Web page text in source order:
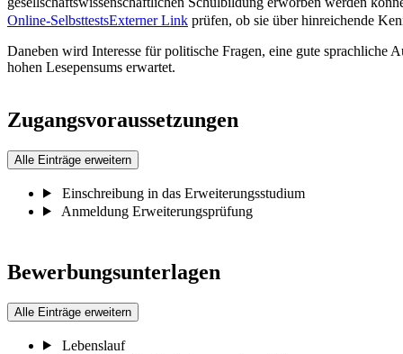
Online-SelbsttestsExterner Link prüfen, ob sie über hinreichende
Daneben wird Interesse für politische Fragen, eine gute sprachliche
hohen Lesepensums erwartet.
Zugangsvoraussetzungen
Alle Einträge erweitern
Einschreibung in das Erweiterungsstudium
Anmeldung Erweiterungsprüfung
Bewerbungsunterlagen
Alle Einträge erweitern
Lebenslauf